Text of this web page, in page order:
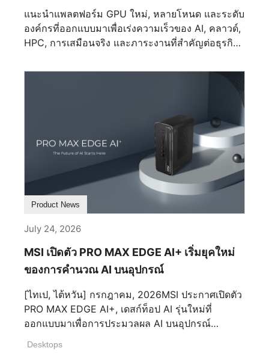
ออกแบบภายนอกที่ละเอียดอ่อน MEG MAESTRO
900R DRACO EPIC EDITION ยังมีเมนบอร์ดที่วางไว้
ตรงกลางและถาดเมนบอร์ดที่หมุนได้สี่ทิศทาง ให้
เสรีภาพในการปรับแต่งได้มากขึ้นในขณะที่สร้างการ
แรงบันดาลใจจากปัญญา อำนาจ และความเป็นเลิศ
อย่างไร้ที่สิ้นสุดที่ปรากฏใน Draco โดยมีคีย์บอร์ด
STRIKE WIRELESS 8K HE DRACO EPIC EDITION
เมาส์ VERSA WIRELESS 8K DRACO EPIC
EDITION และเมาส์แพด AGILITY DRACO EPIC
EDITION ชุดนี้ผสานเทคโนโลยีเกมส์ที่มีประสิทธิภาพ
สูงกับงานศิลปะท้องฟ้าที่โดดเด่น สีน้ำเงินเข้มสร้าง
บรรยากาศลึกลับของท้องฟ้าในเวลากลางคืน ในขณะ
ย้อนยุค และรูปมังกรที่วาดอย่างละเอียดสร้าง
เอกลักษณ์ทางสายตาที่สอดคล้องกันทั่วคอลเลกชัน
ได้อย่างรวดเร็วถึง 8000 Hz เพื่อการควบคุมที่แม่นยำ
และแข่งขันได้ ควบคู่ไปกับเมาส์แพดที่กว้างขวาง
สำหรับการติดตามที่ราบรื่นและสม่ำเสมอ การผสาน
ผลการปฏิบัติงาน ฝีมือ และการออกแบบเพื่อการระลึก
ฮาร์ดแวร์ที่ได้รับการรับรองมาตรฐาน TÜV ในการลด
แสงสีน้ำเงินและปราศจากการกะพริบ เพื่อความสบาย
ของดวงตาอย่างเหมาะสม นอกจากนี้ IJP OLED ยังได้
แสงสีน้ำเงินที่เป็นอันตรายให้อยู่ที่ 20% หรือน้อยกว่า
แสงที่เฉพาะเจาะจงซึ่งส่งผลต่อฮอร์โมนการนอน
ป้องกันไม่ให้การสัมผัสหน้าจอในเวลากลางคืนทำลาย
คุณภาพการนอนของคุณ ศูนย์ควบคุมสูงสุดสำหรับ
ประสิทธิภาพ จอภาพขนาด 27 นิ้วพร้อมขาตั้งแบบ
แบนเป็นตัวเลือกที่ชัดเจนสำหรับประสิทธิภาพบนเด
สก์ท็อป ช่วยให้พื้นที่ทำงานของคุณมีประสิทธิภาพ
มากขึ้นด้วยพื้นที่ที่ใช้งานได้จำกัด ออกแบบมาเพื่อเป็น
รวม KVM ในตัว รองรับ PIP/PBP และ USB-C พร้อม
การจ่ายไฟ 15W ช่วยให้คุณจัดการระบบหลายระบบ
ได้อย่างราบรื่นด้วยชุดอุปกรณ์ต่อพ่วงเพียงชุดเดียว
เพื่อความสะดวกสบายส่วนบุคคลอย่างแท้จริง ขาตั้ง
แบบอีร์โกนอมิกที่ปรับได้อย่างเต็มที่ช่วยให้คุณปรับได้
อย่างง่ายดายเพื่อให้เหมาะกับมุมมองใด ๆ นอกจากนี้
การรองรับรูปแบบหลายรูปแบบที่แข็งแกร่งทั้งโหมด
ได้อย่างมีประสิทธิภาพสำหรับทุกสถานการณ์ MSI
เรื่องราวของแบรนด์บน Anniversary Memory Wall
พร้อมกันสังเกตการณ์การเดินทางของนวัตกรรม MSI
ยาวสี่ทศวรรษ "เป็นเวลาสี่สิบปี MSI ยังคงทุ่มเทต่อ
ปรัชญาที่ให้ความสำคัญกับผู้ใช้ ขับเคลื่อนความ
เป็นการยกย่องมรดกสี่ทศวรรษของเราเท่านั้น แต่ยัง
เป็นขั้นตอนสำคัญในการเสริมสร้างความเชื่อมโยงกับ
ชุมชนทั่วโลกของเราและนำเสนอระบบนิเวศ AI และ
ฮาร์ดแวร์รุ่นต่อไปของเราอีกด้วย" กิจกรรมเว็บอินเท
อร์แอคทีฟเชื่อมโยงชุมชนทั่วโลก หน้าแคมเปญครบ
รอบ 40 ปีหลัก แนะนำสองประสบการณ์โต้ตอบหลัก:
Super Assembly Challenge: เกมมินิโต้ตอบที่มี
ความเร็วสูงซึ่งตั้งอยู่บนสายการผลิตเสมือนจริง ผู้เข้า
ร่วมทำหน้าที่เป็นวิศวกรประกอบเพื่อสร้างชุดประกอบ
ที่มีประสิทธิภาพสูงด้วยความแม่นยำและความเร็ว
ทดสอบทักษะภายใต้แรงกดดันของเวลา Anniversary
แฟน ๆ ทั่วโลกเพื่อโพสต์คำอวยพรวันครบรอบและ
แบ่งปันเรื่องราวส่วนตัวกับ MSI สร้างความทรงจำร่วม
กันในระดับโลก การจับฉลากโชคชะตาระดับโลก
พร้อมฮาร์ดแวร์รุ่นธงและแล็ปท็อป AI เปิดให้สมาชิก
MSI ที่มีสิทธิ์ทั่วเขตที่กำหนดทั่วโลก ผู้เข้าร่วมที่ทำ
แนะนำแพลตฟอร์ม GPU ใหม่, หลายโหนด และระดับ
องค์กรที่ออกแบบมาเพื่อเร่งความเร็วของ AI, คลาวด์,
HPC, การเสมือนจริง และภาระงานที่สำคัญต่อธุรกิจ
– MSI กำลังขยายผลิตภัณฑ์เซิร์ฟเวอร์ของตนด้วย
เพื่อปรับปรุงศูนย์ข้อมูลสำหรับ AI, คลาวด์, HPC, การ
เสมือนจริง และภาระงานที่สำคัญต่อธุรกิจ
แพลตฟอร์ม SP7 ให้ความหนาแน่นและประสิทธิภาพ
สูงสุดด้วยคอร์สูงสุด 256 และ 512 เธรดต่อ
โปรเซสเซอร์สำหรับการปรับใช้ที่ขับเคลื่อนด้วย
ประสิทธิภาพ ในขณะที่แพลตฟอร์ม SP8 ให้คอร์สูง
สุด 128 และ 256 เธรดต่อโปรเซสเซอร์สำหรับการ
ปรับใช้ระดับกลางที่สมดุล ผลิตภัณฑ์ล่าสุดของ MSI
ครอบคลุมเซิร์ฟเวอร์ GPU ระบายความร้อนด้วย
ของเหลว, แพลตฟอร์ม DC-MHS หลายโหนดขนาด
19” และ 21” และเซิร์ฟเวอร์ระดับองค์กร ในงาน AMD
Advancing AI 2026 MSI จะแสดงเซิร์ฟเวอร์หลาย
โหนด CD270-S4091-X2 เป็นส่วนหนึ่งของ
เซิร์ฟเวอร์ AMD EPYC รุ่นที่ 6 ล่าสุด “สถาปัตยกรรม
ศูนย์ข้อมูลกำลังเฉพาะภาระงานมากขึ้น และลูกค้า
ต้องการระบบที่สามารถเลือกใช้งานได้ตามจุด
ประสงค์” กล่าวโดย Danny Hsu ผู้จัดการทั่วไปของ
Product News
July 24, 2026
MSI เปิดตัว PRO MAX EDGE AI+ เริ่มยุคใหม่
ของการคำนวณ AI บนอุปกรณ์
[ไทเป, ไต้หวัน] กรกฎาคม, 2026MSI ประกาศเปิดตัว
PRO MAX EDGE AI+, เดสก์ท็อป AI รุ่นใหม่ที่
ออกแบบมาเพื่อการประมวลผล AI บนอุปกรณ์
EDGE AI+ ให้ประสิทธิภาพ AI ที่ยอดเยี่ยมในขณะที่
Desktops